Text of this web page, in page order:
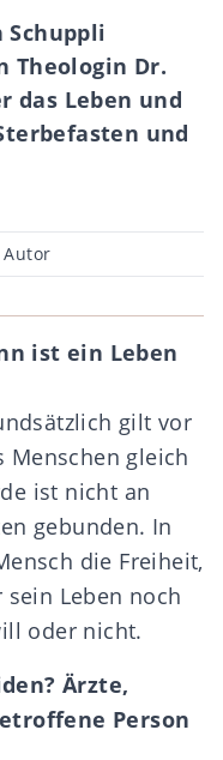
Theologin Dr.
das Leben und
und
ist ein Leben
gilt vor
Menschen gleich
ist nicht an
gebunden. In
die Freiheit,
Leben noch
oder nicht.
Ärzte,
Person